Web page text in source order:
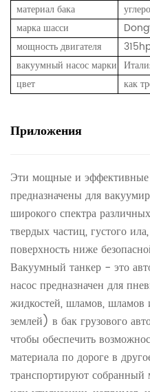
материал бака
марка шасси
мощность двигателя
вакуумный насос марки
цвет
как
Приложения
Эти мощные и
предназначены для
широкого спектра
твердых частиц, густого
поверхность ниже
Вакуумный танкер - это
насос предназначен для
жидкостей, шламов, шламов
землей) в бак грузового
чтобы обеспечить
материала по дороге в
транспортируют собранный